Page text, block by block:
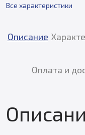
Все характеристики
Описание
Оплата и